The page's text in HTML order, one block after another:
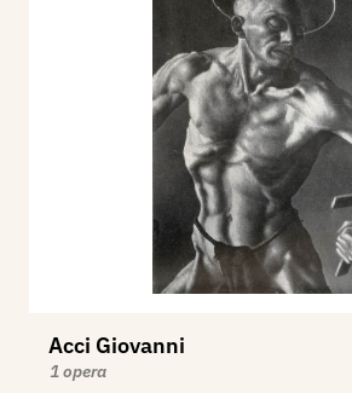
Acci Giovanni
1 opera